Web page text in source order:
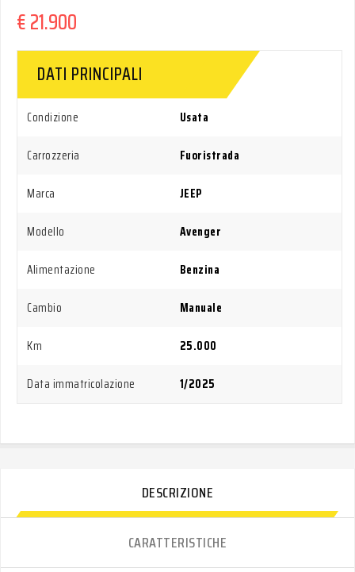
€ 21.900
DATI PRINCIPALI
Condizione
Usata
Carrozzeria
Fuoristrada
Marca
JEEP
Modello
Avenger
Alimentazione
Benzina
Cambio
Manuale
Km
25.000
Data immatricolazione
1/2025
DESCRIZIONE
CARATTERISTICHE